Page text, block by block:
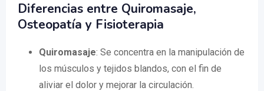
Diferencias entre Quiromasaje,
Osteopatía y Fisioterapia
Quiromasaje: Se concentra en la manipulación de
los músculos y tejidos blandos, con el fin de
aliviar el dolor y mejorar la circulación.